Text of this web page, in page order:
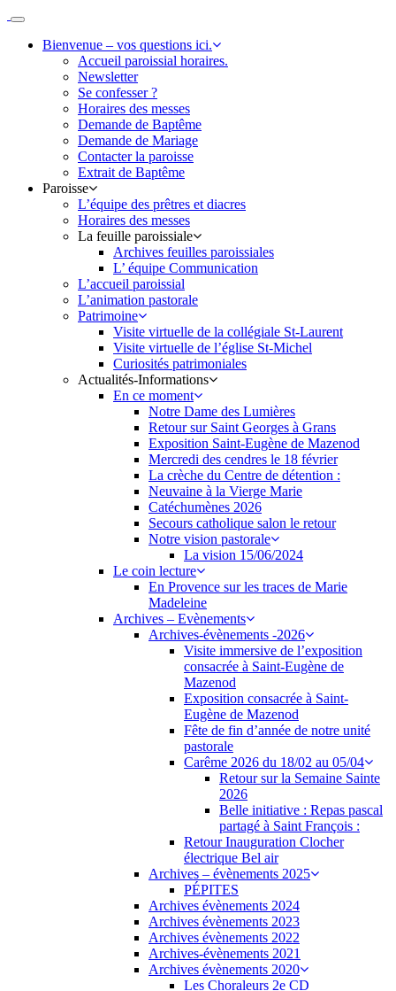
Passer
contenu
ParoisseBienvenue – vos questions ici.
Accueil paroissial horaires.
Newsletter
Se confesser ?
Horaires des messes
Demande de Baptême
Demande de Mariage
Contacter la paroisse
Extrait de Baptême
Paroisse
L’équipe des prêtres et diacres
Horaires des messes
La feuille paroissiale
Archives feuilles paroissiales
L’ équipe Communication
L’accueil paroissial
L’animation pastorale
Patrimoine
Visite virtuelle de la collégiale St-Laurent
Visite virtuelle de l’église St-Michel
Curiosités patrimoniales
Actualités-Informations
En ce moment
Notre Dame des Lumières
Retour sur Saint Georges à Grans
Exposition Saint-Eugène de Mazenod
Mercredi des cendres le 18 février
La crèche du Centre de détention :
Neuvaine à la Vierge Marie
Catéchumènes 2026
Secours catholique salon le retour
Notre vision pastorale
La vision 15/06/2024
Le coin lecture
En Provence sur les traces de Marie
Madeleine
Archives – Evènements
Archives-évènements -2026
Visite immersive de l’exposition
consacrée à Saint-Eugène de
Mazenod
Exposition consacrée à Saint-
Eugène de Mazenod
Fête de fin d’année de notre unité
pastorale
Carême 2026 du 18/02 au 05/04
Retour sur la Semaine Sainte
2026
Belle initiative : Repas pascal
partagé à Saint François :
Retour Inauguration Clocher
électrique Bel air
Archives – évènements 2025
PÉPITES
Archives évènements 2024
Archives évènements 2023
Archives évènements 2022
Archives-évènements 2021
Archives évènements 2020
Les Choraleurs 2e CD